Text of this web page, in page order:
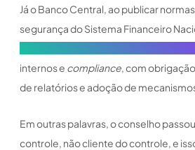
Já o Banco Central, ao publicar
segurança do Sistema Financeiro
internos e compliance, com
de relatórios e adoção de
Em outras palavras, o conselho
controle, não cliente do controle, e